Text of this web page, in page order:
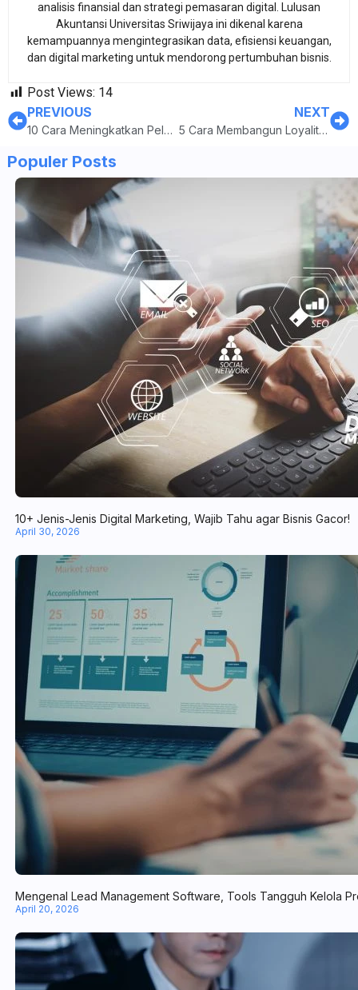
analisis finansial dan strategi pemasaran digital. Lulusan
Akuntansi Universitas Sriwijaya ini dikenal karena
kemampuannya mengintegrasikan data, efisiensi keuangan,
dan digital marketing untuk mendorong pertumbuhan bisnis.
Post Views: 14
PREVIOUS
10 Cara Meningkatkan Pelayanan Customer Service, Wajib Tahu!
NEXT
5 Cara Membangun Loyalitas Pelanggan, Bikin Bisnismu Bertahan Lama!
Populer Posts
10+ Jenis-Jenis Digital Marketing, Wajib Tahu agar Bisnis Gacor!
April 30, 2026
Mengenal Lead Management Software, Tools Tangguh Kelola
April 20, 2026